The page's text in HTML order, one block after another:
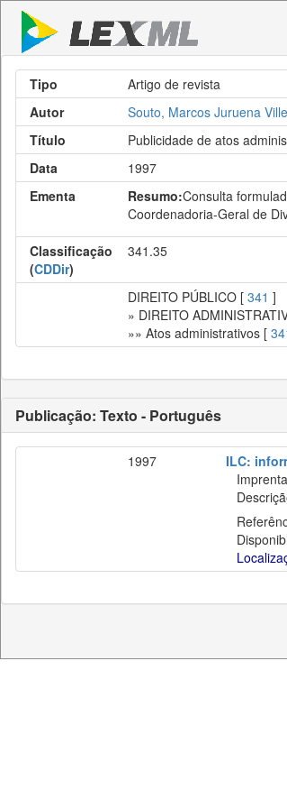
Tipo
Artigo de revista
Autor
Souto, Marcos Juruena
Título
Publicidade de atos
Data
1997
Ementa
Resumo:Consulta
Coordenadoria-Geral de
Classificação
(CDDir)
341.35
DIREITO PÚBLICO [ 341 ]
» DIREITO
»» Atos administrativos [
Publicação: Texto - Português
1997
ILC: